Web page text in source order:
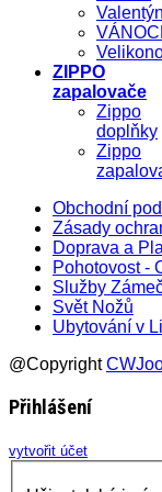
Valentýn
ZIPPO
zapalovače
Zippo
doplňky
Zippo
Obchodní
Zásady
Doprava a
Pohotovost -
Služby
Svět Nožů
Ubytování v
@Copyright
Přihlášení
vytvořit účet